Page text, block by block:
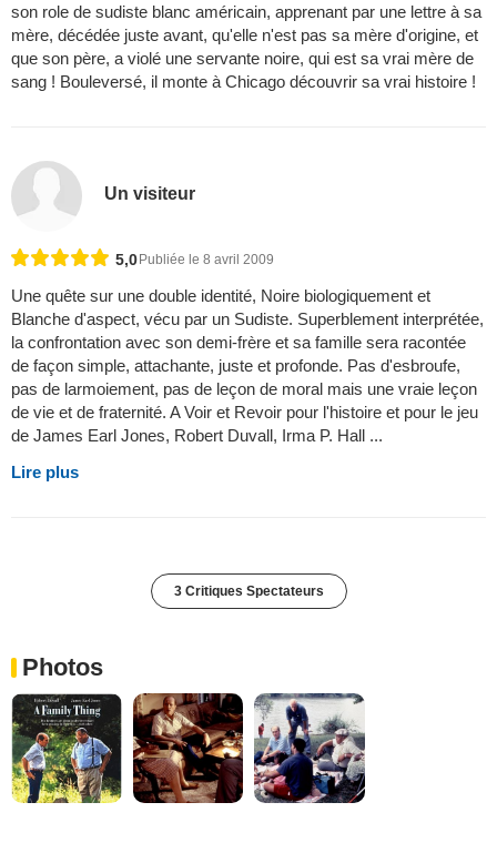
son role de sudiste blanc américain, apprenant par une lettre à sa
mère, décédée juste avant, qu'elle n'est pas sa mère d'origine, et
que son père, a violé une servante noire, qui est sa vrai mère de
sang ! Bouleversé, il monte à Chicago découvrir sa vrai histoire !
Un visiteur
5,0Publiée le 8 avril 2009
Une quête sur une double identité, Noire biologiquement et
Blanche d'aspect, vécu par un Sudiste. Superblement interprétée,
la confrontation avec son demi-frère et sa famille sera racontée
de façon simple, attachante, juste et profonde. Pas d'esbroufe,
pas de larmoiement, pas de leçon de moral mais une vraie leçon
de vie et de fraternité. A Voir et Revoir pour l'histoire et pour le jeu
de James Earl Jones, Robert Duvall, Irma P. Hall ...
Lire plus
3 Critiques Spectateurs
Photos